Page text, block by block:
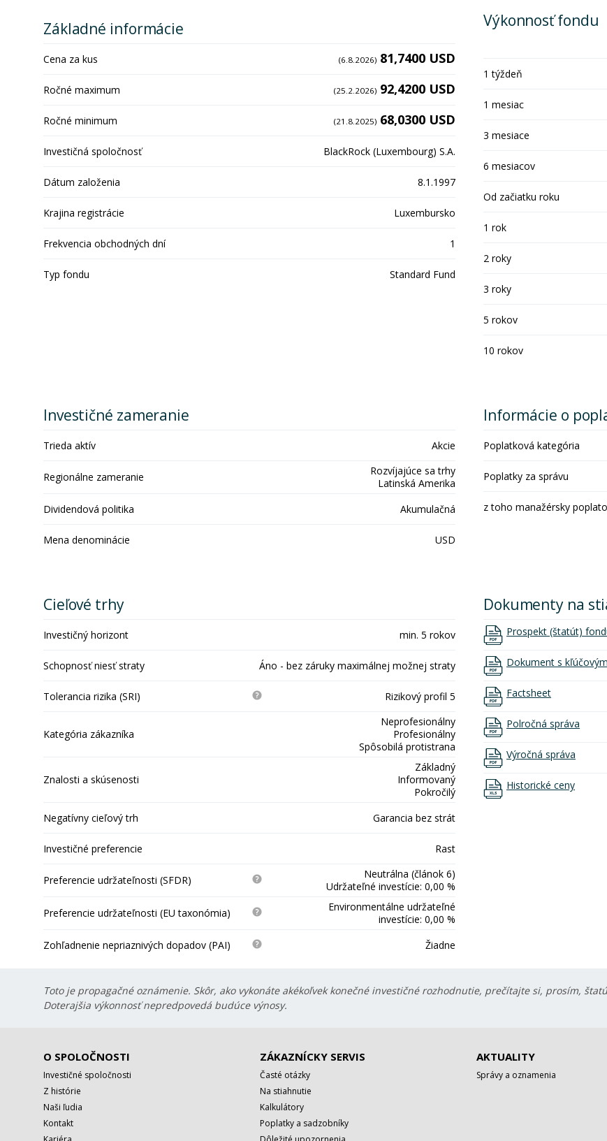
Základné informácie
Cena za kus (6.8.2026) 81,7400 USD
Ročné maximum (25.2.2026) 92,4200 USD
Ročné minimum (21.8.2025) 68,0300 USD
Investičná spoločnosť BlackRock (Luxembourg) S.A.
Dátum založenia 8.1.1997
Krajina registrácie Luxembursko
Frekvencia obchodných dní 1
Typ fondu Standard Fund
Výkonnosť fondu
1 týždeň
1 mesiac
3 mesiace
6 mesiacov
Od začiatku roku
1 rok
2 roky
3 roky
5 rokov
10 rokov
Investičné zameranie
Trieda aktív Akcie
Regionálne zameranie
Rozvíjajúce sa trhy
Latinská Amerika
Dividendová politika
Akumulačná
Mena denominácie USD
Informácie o
Poplatková kategória
Poplatky za správu
z toho manažérsky
Cieľové trhy
Investičný horizont min. 5 rokov
Schopnosť niesť straty Áno - bez záruky maximálnej možnej straty
Tolerancia rizika (SRI) Rizikový profil 5
Kategória zákazníka
Neprofesionálny
Profesionálny
Spôsobilá protistrana
Znalosti a skúsenosti
Základný
Informovaný
Pokročilý
Negatívny cieľový trh
Garancia bez strát
Investičné preferencie Rast
Preferencie udržateľnosti (SFDR)
Neutrálna (článok 6)
Udržateľné investície: 0,00 %
Preferencie udržateľnosti (EU taxonómia)
Environmentálne udržateľné
investície: 0,00 %
Zohľadnenie nepriaznivých dopadov (PAI)
Žiadne
Dokumenty na
Prospekt (štatút)
Dokument s
Factsheet
Polročná správa
Výročná správa
Historické ceny
Toto je propagačné oznámenie. Skôr, ako vykonáte akékoľvek konečné investičné rozhodnutie, prečítajte si, prosím,
Doterajšia výkonnosť nepredpovedá budúce výnosy.
O SPOLOČNOSTI
Investičné spoločnosti
Z histórie
Naši ľudia
Kontakt
ZÁKAZNÍCKY SERVIS
Časté otázky
Na stiahnutie
Kalkulátory
Poplatky a sadzobníky
AKTUALITY
Správy a oznamenia